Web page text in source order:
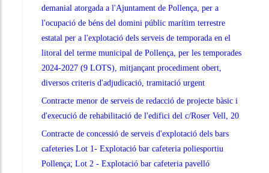
demanial atorgada a l'Ajuntament de Pollença, per a
l'ocupació de béns del domini públic marítim terrestre
estatal per a l'explotació dels serveis de temporada en el
litoral del terme municipal de Pollença, per les temporades
2024-2027 (9 LOTS), mitjançant procediment obert,
diversos criteris d'adjudicació, tramitació urgent
Contracte menor de serveis de redacció de projecte bàsic i
d'execució de rehabilitació de l'edifici del c/Roser Vell, 20
Contracte de concessió de serveis d'explotació dels bars
cafeteries Lot 1- Explotació bar cafeteria poliesportiu
Pollença; Lot 2 - Explotació bar cafeteria pavelló